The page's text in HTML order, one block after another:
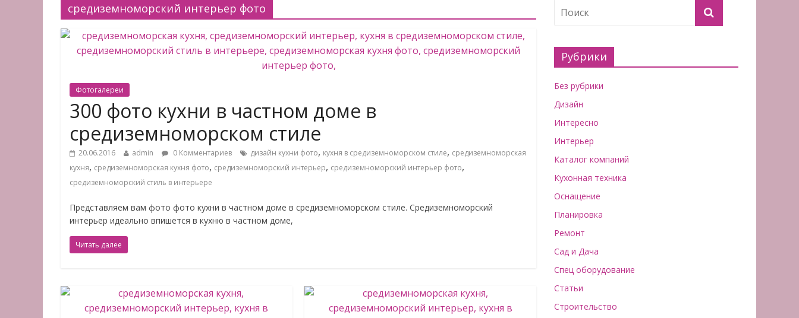
средиземноморский интерьер фото
Фотогалереи
300 фото кухни в частном доме в
средиземноморском стиле
20.06.2016 admin 0 Комментариев дизайн кухни фото, кухня в средиземноморском стиле, средиземноморская
кухня, средиземноморская кухня фото, средиземноморский интерьер, средиземноморский интерьер фото,
средиземноморский стиль в интерьере
Представляем вам фото фото кухни в частном доме в средиземноморском стиле. Средиземноморский
интерьер идеально впишется в кухню в частном доме,
Читать далее
Рубрики
Без рубрики
Дизайн
Интересно
Интерьер
Каталог компаний
Кухонная техника
Оснащение
Планировка
Ремонт
Сад и Дача
Спец оборудование
Статьи
Строительство